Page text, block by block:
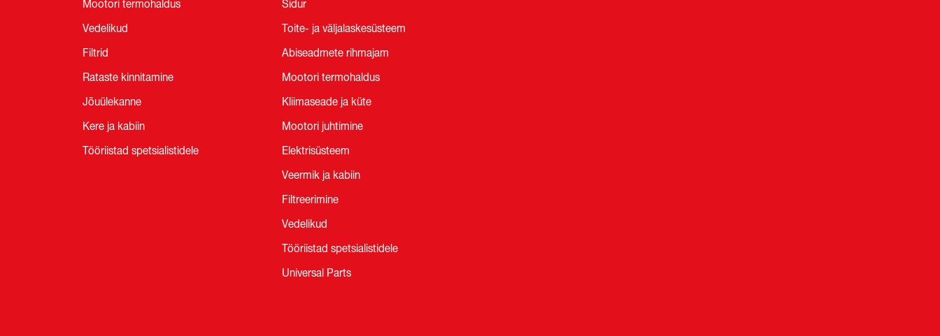
Mootori termohaldus
Vedelikud
Filtrid
Rataste kinnitamine
Jõuülekanne
Kere ja kabiin
Tööriistad spetsialistidele
Sidur
Toite- ja väljalaskesüsteem
Abiseadmete rihmajam
Mootori termohaldus
Kliimaseade ja küte
Mootori juhtimine
Elektrisüsteem
Veermik ja kabiin
Filtreerimine
Vedelikud
Tööriistad spetsialistidele
Universal Parts